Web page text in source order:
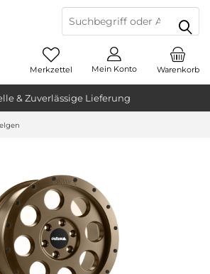
& Zuverlässige Lieferung
Warenkorb
Merkzettel Mein Konto